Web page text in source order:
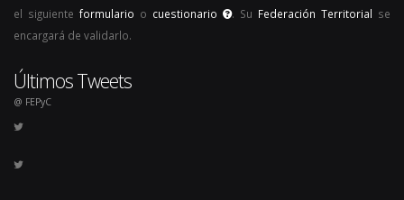
el siguiente formulario o cuestionario . Su Federación Territorial se
encargará de validarlo.
Últimos Tweets
@ FEPyC